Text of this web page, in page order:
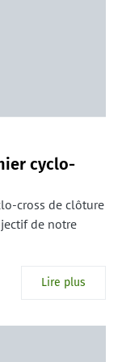
cyclo-
cross de clôture
de notre
Lire plus